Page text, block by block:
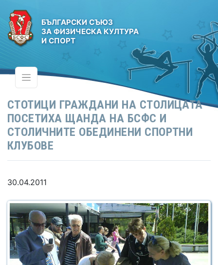
БЪЛГАРСКИ СЪЮЗ
ЗА ФИЗИЧЕСКА КУЛТУРА
И СПОРТ
СТОТИЦИ ГРАЖДАНИ НА СТОЛИЦАТА
ПОСЕТИХА ЩАНДА НА БСФС И
СТОЛИЧНИТЕ ОБЕДИНЕНИ СПОРТНИ
КЛУБОВЕ
30.04.2011